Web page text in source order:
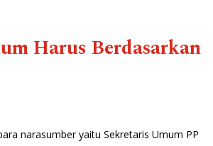
Harus Berdasarkan
narasumber yaitu Sekretaris Umum PP